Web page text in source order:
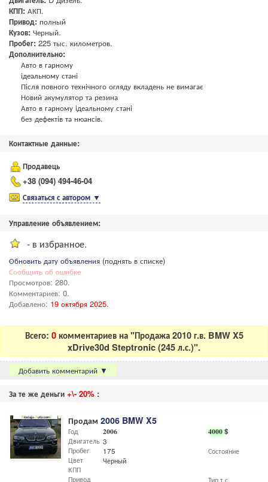
КПП: АКП.
Привод: полный
Кузов: Черный.
Пробег: 225 тыс. километров.
Дополнительно:
Авто в гарному
ідеальному стані
Після повного технічного огляду вкладень не вимагає
Новий акумулятор та резина
Авто в гарному ідеальному стані
без дефектів та нюансів.
Контактные данные:
Продавець
+38 (094) 494-46-04
Связаться с автором ▼
Управление объявлением:
- в избранное.
Обновить дату объявления (поднять в списке)
Сообщить об ошибке
Просмотров: 280.
Комментариев: 0.
Добавлено: 19 октября 2025.
Всего: 0 комментариев на "Продажа 2010 г.в. BMW X5
xDrive30d Steptronic (245 л.с.)".
Добавить комментарий ▼
За те же деньги +\- 20% :
Продам 2006 BMW X5
4000$
Состояние
Тип т.с.
Год
Двигатель
Пробег
Цвет
КПП
Привод
2006
3
175
Черный